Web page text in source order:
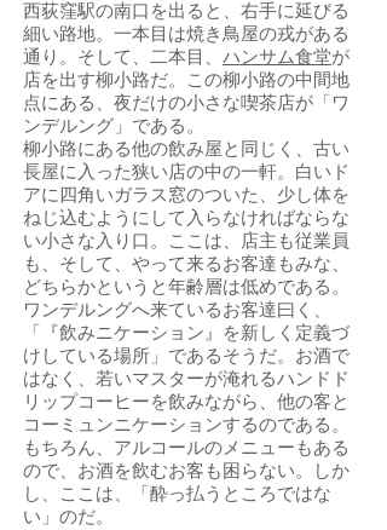
西荻窪駅の南口を出ると、右手に延びる
細い路地。一本目は焼き鳥屋の戎がある
通り。そして、二本目、 ハンサム食堂が
店を出す柳小路だ。この柳小路の中間地
点にある、夜だけの小さな喫茶店が「ワ
ンデルング」である。
柳小路にある他の飲み屋と同じく、古い
長屋に入った狭い店の中の一軒。白いド
アに四角いガラス窓のついた、少し体を
ねじ込むようにして入らなければならな
い小さな入り口。ここは、店主も従業員
も、そして、やって来るお客達もみな、
どちらかというと年齢層は低めである。
ワンデルングへ来ているお客達曰く、
「『飲みニケーション』を新しく定義づ
けしている場所」であるそうだ。お酒で
はなく、若いマスターが淹れるハンドド
リップコーヒーを飲みながら、他の客と
コーミュンニケーションするのである。
もちろん、アルコールのメニューもある
ので、お酒を飲むお客も困らない。しか
し、ここは、「酔っ払うところではな
い」のだ。